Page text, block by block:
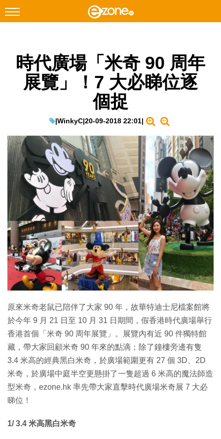
Facebook Instagram
科技焦點
教學評測
EduTech
IT Times
生成式AI與雲端應用
Enterprise Digital Transformation
特集
時代廣場「米奇 90 周年
展覽」！7 大必睇位逐
個捉
|WinkyC|20-09-2018 22:01|
原來米奇老鼠已陪伴了大家 90 年，故華特迪士尼檔案館將
於今年 9 月 21 日至 10 月 31 日期間，假香港時代廣場舉行
香港首個「米奇 90 周年展覽」。展覽內有近 90 件獨特館
藏，帶大家回顧米奇 90 年來的點滴；除了鐘樓旁邊有隻
3.4 米高的經典黑白米奇，於廣場範圍更有 27 個 3D、2D
米奇，於廣場中庭半空更懸掛了一隻超過 6 米高的魔法師造
型米奇，ezone.hk 率先帶大家直擊時代廣場米奇展 7 大必
睇位！
1/ 3.4 米高黑白米奇